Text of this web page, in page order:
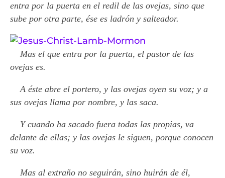
entra por la puerta en el redil de las ovejas, sino que
sube por otra parte, ése es ladrón y salteador.
Mas el que entra por la puerta, el pastor de las
ovejas es.
A éste abre el portero, y las ovejas oyen su voz; y a
sus ovejas llama por nombre, y las saca.
Y cuando ha sacado fuera todas las propias, va
delante de ellas; y las ovejas le siguen, porque conocen
su voz.
Mas al extraño no seguirán, sino huirán de él,